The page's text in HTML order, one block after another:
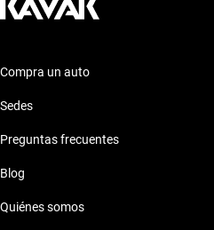
Compra un auto
Sedes
Preguntas frecuentes
Blog
Quiénes somos